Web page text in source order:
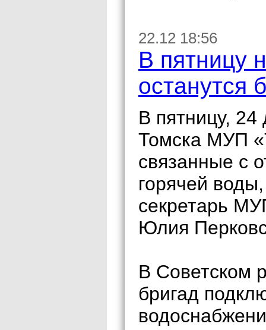
22.12 18:56
В пятницу
останутся
В пятницу, 24
Томска МУП
связанные с
горячей
секретарь
Юлия
В Советском
бригад